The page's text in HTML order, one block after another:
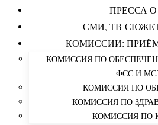
ПРЕССА
СМИ, ТВ-
КОМИССИИ:
КОМИССИЯ ПО
ФСС И
КОМИССИЯ ПО
КОМИССИЯ ПО
КОМИССИЯ ПО